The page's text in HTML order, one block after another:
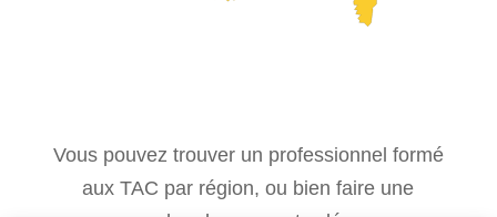
Vous pouvez trouver un professionnel formé
aux TAC par région, ou bien faire une